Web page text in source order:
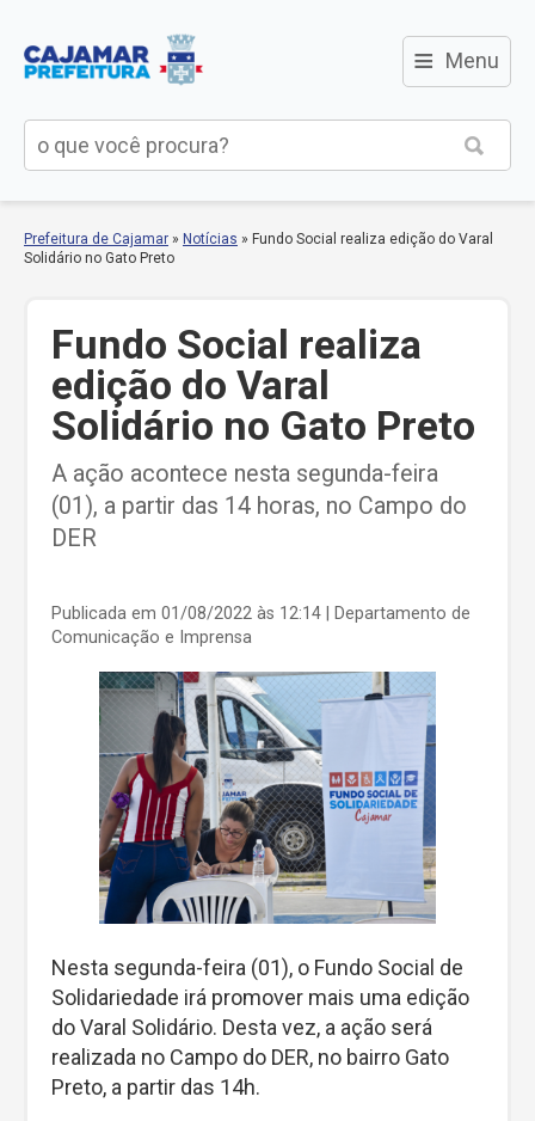
≡ Menu
Prefeitura de Cajamar » Notícias » Fundo Social realiza edição do Varal
Solidário no Gato Preto
Fundo Social realiza
edição do Varal
Solidário no Gato Preto
A ação acontece nesta segunda-feira
(01), a partir das 14 horas, no Campo do
DER
Publicada em 01/08/2022 às 12:14
| Departamento de
Comunicação e Imprensa
Nesta segunda-feira (01), o Fundo Social de
Solidariedade irá promover mais uma edição
do Varal Solidário. Desta vez, a ação será
realizada no Campo do DER, no bairro Gato
Preto, a partir das 14h.